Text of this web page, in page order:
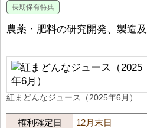
農薬・肥料の研究開発、製造及
紅まどんなジュース（2025年6月）
権利確定日
12月末日